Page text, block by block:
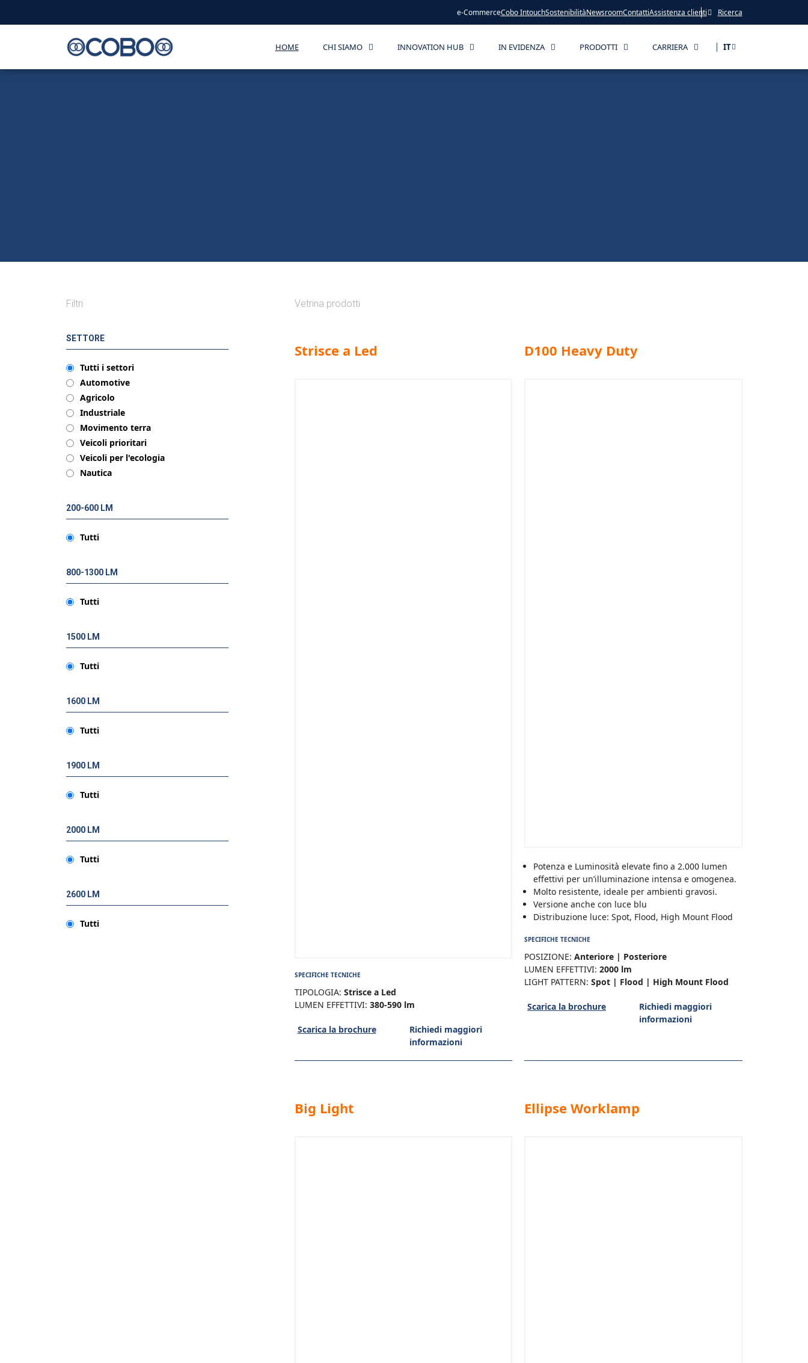
e-CommerceCobo IntouchSostenibilitàNewsroomContattiAssistenza clienti Ricerca
HOME CHI SIAMO INNOVATION HUB IN EVIDENZA PRODOTTI CARRIERA IT
Filtri
SETTORE
Tutti i settori
Automotive
Agricolo
Industriale
Movimento terra
Veicoli prioritari
Veicoli per l'ecologia
Nautica
200-600 LM
Tutti
800-1300 LM
Tutti
1500 LM
Tutti
1600 LM
Tutti
1900 LM
Tutti
2000 LM
Tutti
2600 LM
Tutti
Vetrina prodotti
Strisce a Led
SPECIFICHE TECNICHE
TIPOLOGIA: Strisce a Led
LUMEN EFFETTIVI: 380-590 lm
Scarica la brochure
Richiedi maggiori
informazioni
D100 Heavy Duty
Potenza e Luminosità elevate fino a 2.000 lumen
effettivi per un’illuminazione intensa e omogenea.
Molto resistente, ideale per ambienti gravosi.
Versione anche con luce blu
Distribuzione luce: Spot, Flood, High Mount Flood
SPECIFICHE TECNICHE
POSIZIONE: Anteriore | Posteriore
LUMEN EFFETTIVI: 2000 lm
LIGHT PATTERN: Spot | Flood | High Mount Flood
Scarica la brochure
Richiedi maggiori
informazioni
Big Light Ellipse Worklamp